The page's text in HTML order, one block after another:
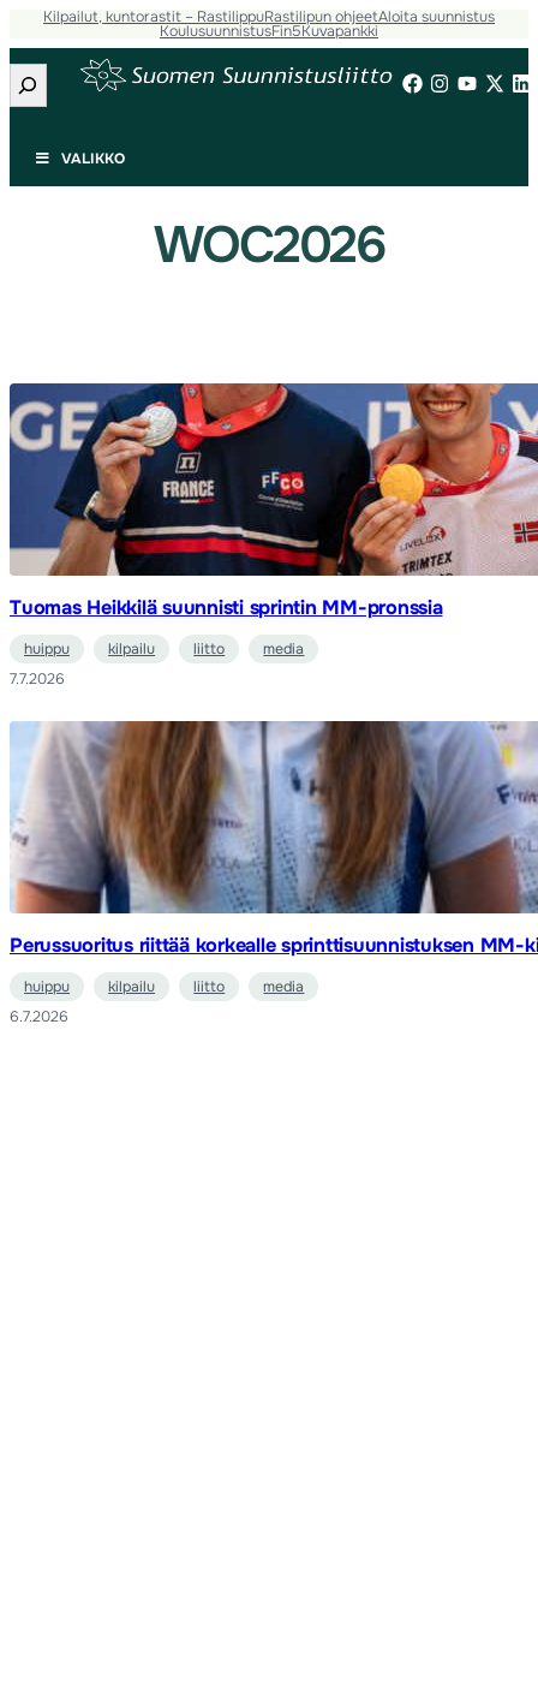
Siirry
sisältöön
Kilpailut, kuntorastit – RastilippuRastilipun ohjeetAloita suunnistus
KoulusuunnistusFin5Kuvapankki
Etsi
VALIKKO
WOC2026
Tuomas Heikkilä suunnisti sprintin MM-pronssia
huippu kilpailu liitto
media
7.7.2026
Perussuoritus riittää korkealle sprinttisuunnistuksen MM-
huippu kilpailu liitto
media
6.7.2026